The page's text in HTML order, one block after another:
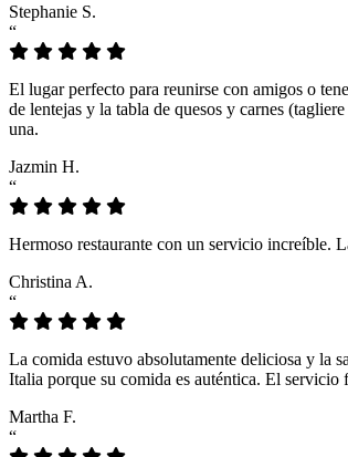
Stephanie S.
“
El lugar perfecto para reunirse con amigos o
de lentejas y la tabla de quesos y carnes
una.
Jazmin H.
“
Hermoso restaurante con un servicio increíble.
Christina A.
“
La comida estuvo absolutamente deliciosa y la
Italia porque su comida es auténtica. El
Martha F.
“